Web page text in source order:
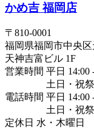
かめ吉 福岡店
〒 810-0001
福岡県福岡市中央区
天神吉富ビル 1F
営業時間 平日 14:00
土日・祝祭日
電話時間 平日 14:00
土日・祝祭日
定休日 水・木曜日